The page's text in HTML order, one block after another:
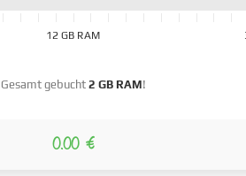
12 GB RAM
Gesamt gebucht 2 GB RAM!
0.00 €